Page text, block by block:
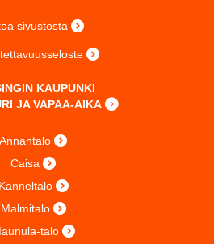
sivustosta
KAUPUNKI
JA VAPAA-AIKA
Annantalo
Caisa
Kanneltalo
Malmitalo
talo